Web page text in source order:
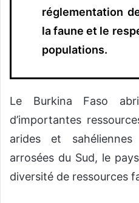
u
r
r
e
réglementation
la faune et le
populations.
Le Burkina Faso
d’importantes
arides et
arrosées du Sud, le
diversité de ressources